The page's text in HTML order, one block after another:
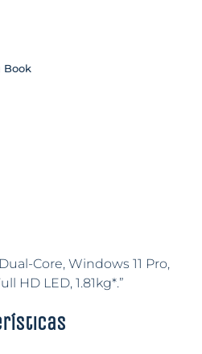
Book
Core, Windows 11 Pro,
HD LED, 1.81kg*.”